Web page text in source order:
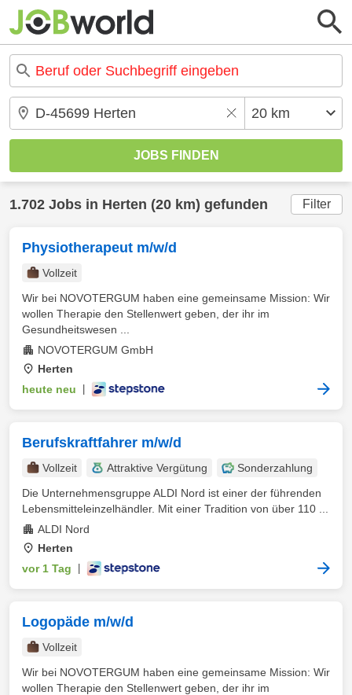
1.702 Jobs in Herten (20 km) gefunden Filter
Physiotherapeut m/w/d
Vollzeit
Wir bei NOVOTERGUM haben eine gemeinsame Mission: Wir
wollen Therapie den Stellenwert geben, der ihr im
Gesundheitswesen ...
NOVOTERGUM GmbH
Herten
heute neu
Berufskraftfahrer m/w/d
Vollzeit Attraktive Vergütung
Sonderzahlung
Die Unternehmensgruppe ALDI Nord ist einer der führenden
Lebensmitteleinzelhändler. Mit einer Tradition von über 110 ...
ALDI Nord
Herten
vor 1 Tag
Logopäde m/w/d
Vollzeit
Wir bei NOVOTERGUM haben eine gemeinsame Mission: Wir
wollen Therapie den Stellenwert geben, der ihr im